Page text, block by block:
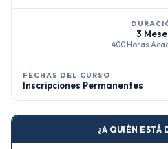
3
400 Horas
FECHAS DEL CURSO
Inscripciones Permanentes
¿A QUIÉN ESTÁ